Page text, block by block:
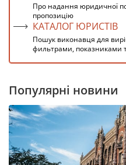
Про надання юридичної
пропозицію
КАТАЛОГ ЮРИСТІВ
Пошук виконавця для
фильтрами, показниками
Популярні новини